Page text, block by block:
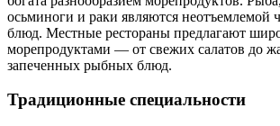
осьминоги и раки являются неотъемлемой
блюд. Местные рестораны предлагают
морепродуктами — от свежих салатов до
запеченных рыбных блюд.
Традиционные специальности